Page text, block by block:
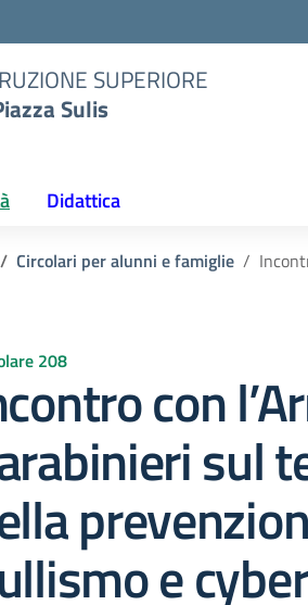
SUPERIORE
Sulis
Didattica
Circolari per alunni e famiglie
208
con
sul
e